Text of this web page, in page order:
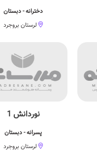
دخترانه - دبستان
لرستان بروجرد
نوردانش 1
پسرانه - دبستان
لرستان بروجرد